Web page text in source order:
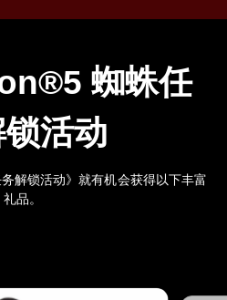
蜘蛛任
活动
解锁活动》就有机会获得以下丰富
礼品。